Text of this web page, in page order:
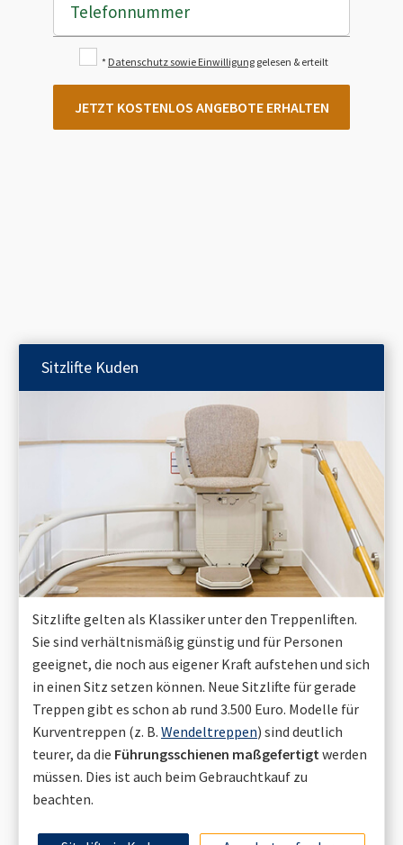
Telefonnummer
* Datenschutz sowie Einwilligung gelesen & erteilt
JETZT KOSTENLOS ANGEBOTE ERHALTEN
Sitzlifte Kuden
Sitzlifte gelten als Klassiker unter den Treppenliften.
Sie sind verhältnismäßig günstig und für Personen
geeignet, die noch aus eigener Kraft aufstehen und sich
in einen Sitz setzen können. Neue Sitzlifte für gerade
Treppen gibt es schon ab rund 3.500 Euro. Modelle für
Kurventreppen (z. B. Wendeltreppen) sind deutlich
teurer, da die Führungsschienen maßgefertigt werden
müssen. Dies ist auch beim Gebrauchtkauf zu
beachten.